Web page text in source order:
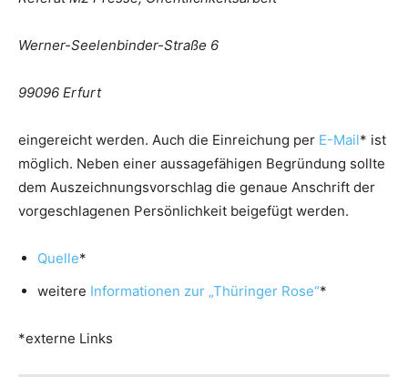
Werner-Seelenbinder-Straße 6
99096 Erfurt
eingereicht werden. Auch die Einreichung per E-Mail* ist
möglich. Neben einer aussagefähigen Begründung sollte
dem Auszeichnungsvorschlag die genaue Anschrift der
vorgeschlagenen Persönlichkeit beigefügt werden.
Quelle*
weitere Informationen zur „Thüringer Rose“*
*externe Links